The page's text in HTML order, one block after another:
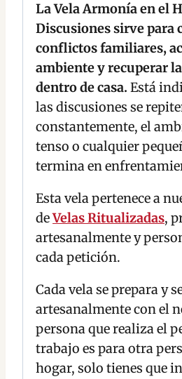
La Vela Armonía en el
Discusiones sirve para
conflictos familiares,
ambiente y recuperar
dentro de casa. Está
las discusiones se
constantemente, el
tenso o cualquier
termina en
Esta vela pertenece a
deVelas Ritualizadas,
artesanalmente y
cada petición.
Cada vela se prepara y
artesanalmente con el
persona que realiza el
trabajo es para otra
hogar, solo tienes que